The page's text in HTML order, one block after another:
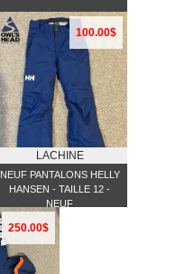
100.00$
LACHINE
NEUF PANTALONS HELLY
HANSEN - TAILLE 12 -
NEUF
250.00$